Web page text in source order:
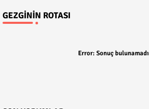
GEZGININ ROTASI
Error: Sonuç bulunamadı